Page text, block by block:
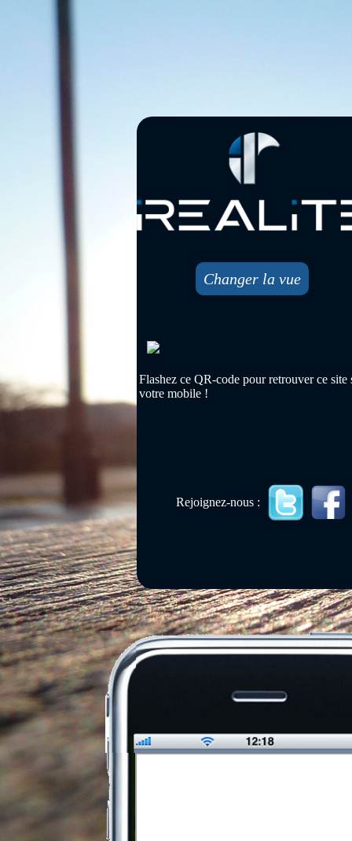
Changer la vue
Flashez ce QR-code pour retrouver ce site
votre mobile !
Rejoignez-nous :